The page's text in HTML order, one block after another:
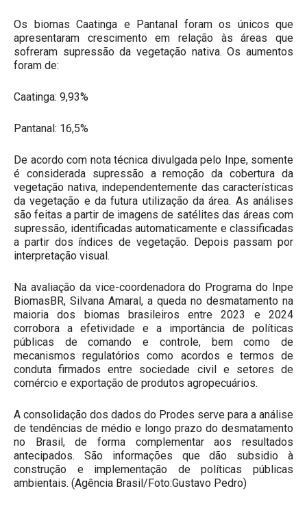
Os biomas Caatinga e Pantanal foram os únicos que
apresentaram crescimento em relação às áreas que
sofreram supressão da vegetação nativa. Os aumentos
foram de:
Caatinga: 9,93%
Pantanal: 16,5%
De acordo com nota técnica divulgada pelo Inpe, somente
é considerada supressão a remoção da cobertura da
vegetação nativa, independentemente das características
da vegetação e da futura utilização da área. As análises
são feitas a partir de imagens de satélites das áreas com
supressão, identificadas automaticamente e classificadas
a partir dos índices de vegetação. Depois passam por
interpretação visual.
Na avaliação da vice-coordenadora do Programa do Inpe
BiomasBR, Silvana Amaral, a queda no desmatamento na
maioria dos biomas brasileiros entre 2023 e 2024
corrobora a efetividade e a importância de políticas
públicas de comando e controle, bem como de
mecanismos regulatórios como acordos e termos de
conduta firmados entre sociedade civil e setores de
comércio e exportação de produtos agropecuários.
A consolidação dos dados do Prodes serve para a análise
de tendências de médio e longo prazo do desmatamento
no Brasil, de forma complementar aos resultados
antecipados. São informações que dão subsidio à
construção e implementação de políticas públicas
ambientais. (Agência Brasil/Foto:Gustavo Pedro)